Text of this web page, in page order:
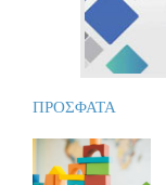
ΠΡΟΣΦΑΤΑ